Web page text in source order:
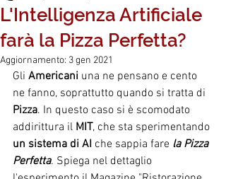
L'Intelligenza Artificiale
farà la Pizza Perfetta?
Aggiornamento: 3 gen 2021
Gli Americani una ne pensano e cento
ne fanno, soprattutto quando si tratta di
Pizza. In questo caso si è scomodato
addirittura il MIT, che sta sperimentando
un sistema di AI che sappia fare la Pizza
Perfetta. Spiega nel dettaglio